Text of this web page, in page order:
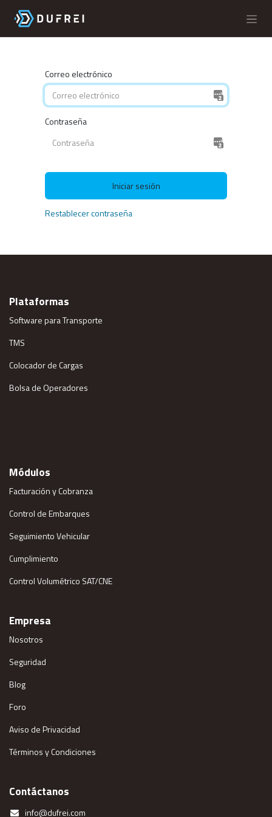
Correo electrónico
Contraseña
Iniciar sesión
Restablecer contraseña
Plataformas
Software para Transporte
TMS
Colocador de Cargas
Bolsa de Operadores
Módulos
Facturación y Cobranza
Control de Embarques
Seguimiento Vehicular
Cumplimiento
Control Volumétrico SAT/CNE
Contáctanos
info@dufrei.com
Empresa
Nosotros
Seguridad
Blog
Foro
Aviso de Privacidad
Términos y Condiciones